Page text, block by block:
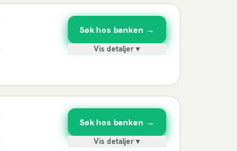
Søk hos banken →
Vis detaljer ▾
Søk hos banken →
Vis detaljer ▾